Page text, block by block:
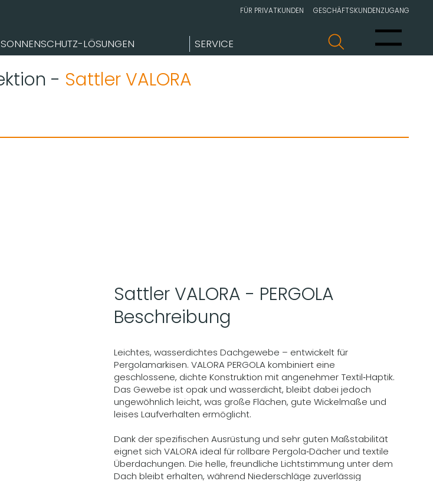
SONNENSCHUTZ-LÖSUNGEN SERVICE Menu
FÜR PRIVATKUNDEN GESCHÄFTSKUNDENZUGANG
- Sattler VALORA
Sattler VALORA - PERGOLA
Beschreibung
Leichtes, wasserdichtes Dachgewebe – entwickelt für
Pergolamarkisen. VALORA PERGOLA kombiniert eine
geschlossene, dichte Konstruktion mit angenehmer Textil‑Haptik.
Das Gewebe ist opak und wasserdicht, bleibt dabei jedoch
ungewöhnlich leicht, was große Flächen, gute Wickelmaße und
leises Laufverhalten ermöglicht.
Dank der spezifischen Ausrüstung und sehr guten Maßstabilität
eignet sich VALORA ideal für rollbare Pergola‑Dächer und textile
Überdachungen. Die helle, freundliche Lichtstimmung unter dem
Dach bleibt erhalten, während Niederschläge zuverlässig